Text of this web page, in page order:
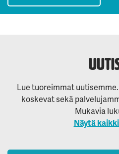
Lue tuoreimmat
koskevat sekä
Mukavia
Näytä